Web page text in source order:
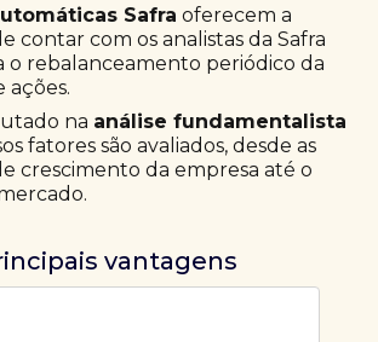
Safra oferecem a
contar com os analistas da Safra
o rebalanceamento periódico da
ações.
na análise fundamentalista
fatores são avaliados, desde as
crescimento da empresa até o
vantagens